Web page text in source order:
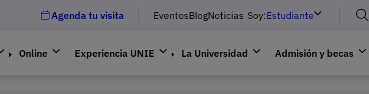
Agenda tu visita EventosBlogNoticias Soy:Estudiante
Online Experiencia UNIE La Universidad Admisión y becas